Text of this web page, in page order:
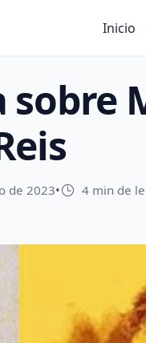
Inicio
sobre
de 2023• 4 min de